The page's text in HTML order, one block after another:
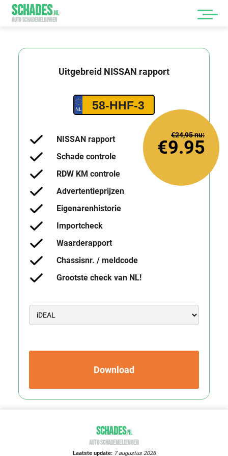
SCHADES.NL
AUTO SCHADEMELDINGEN
Uitgebreid NISSAN rapport
58-HHF-3
NISSAN rapport
Schade controle
RDW KM controle
Advertentieprijzen
Eigenarenhistorie
Importcheck
Waarderapport
Chassisnr. / meldcode
Grootste check van NL!
Download
€9.95
€24,95nu:
SCHADES.NL
AUTO SCHADEMELDINGEN
Laatste update: 7 augustus 2026